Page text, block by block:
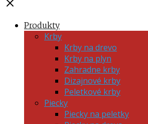
Produkty
Krby
Krby na drevo
Krby na plyn
Zahradne krby
Dizajnové krby
Peletkové krby
Piecky
Piecky na peletky